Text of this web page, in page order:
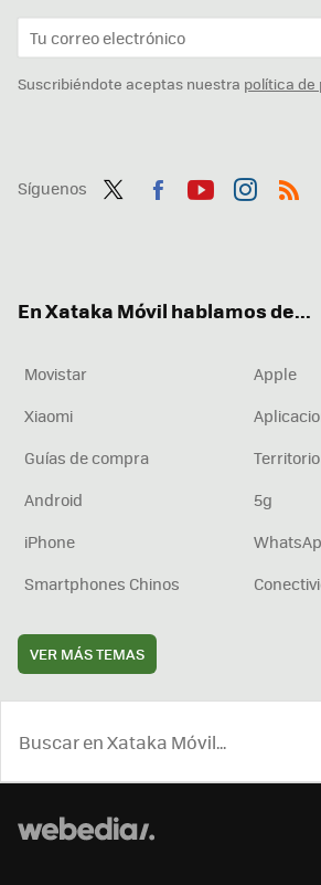
Suscribiéndote aceptas nuestra política de
Síguenos
En Xataka Móvil hablamos de...
Movistar
Apple
Xiaomi
Guías de compra
Android
5g
iPhone
Smartphones Chinos
VER MÁS TEMAS